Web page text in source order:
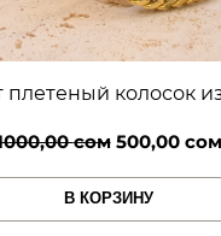
плетеный колосок
сом
составляла
500,00 сом
В КОРЗИНУ